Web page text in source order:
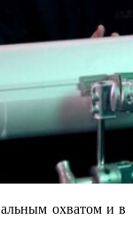
охватом и в